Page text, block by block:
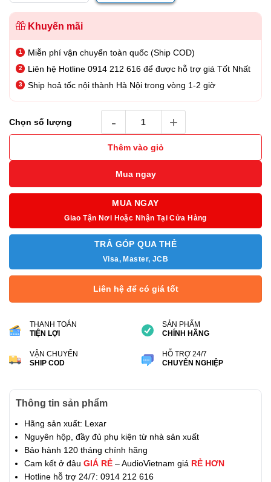
Khuyến mãi
Miễn phí vận chuyển toàn quốc (Ship COD)
Liên hệ Hotline 0914 212 616 để được hỗ trợ giá Tốt Nhất
Ship hoả tốc nội thành Hà Nội trong vòng 1-2 giờ
Chọn số lượng
Thêm vào giỏ
Mua ngay
MUA NGAY
Giao Tận Nơi Hoặc Nhận Tại Cửa Hàng
TRẢ GÓP QUA THẺ
Visa, Master, JCB
Liên hệ để có giá tốt
THANH TOÁN
TIỆN LỢI
SẢN PHẨM
CHÍNH HÃNG
VẬN CHUYỂN
SHIP COD
HỖ TRỢ 24/7
CHUYÊN NGHIỆP
Thông tin sản phẩm
Hãng sản xuất: Lexar
Nguyên hộp, đầy đủ phụ kiện từ nhà sản xuất
Bảo hành 120 tháng chính hãng
Cam kết ở đâu GIÁ RẺ – AudioVietnam giá RẺ HƠN
Hotline hỗ trợ 24/7: 0914 212 616